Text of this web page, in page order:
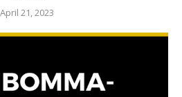
April 21, 2023